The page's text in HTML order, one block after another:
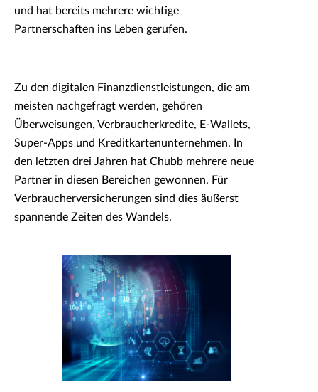
und hat bereits mehrere wichtige
Partnerschaften ins Leben gerufen.
Zu den digitalen Finanzdienstleistungen, die am
meisten nachgefragt werden, gehören
Überweisungen, Verbraucherkredite, E-Wallets,
Super-Apps und Kreditkartenunternehmen. In
den letzten drei Jahren hat Chubb mehrere neue
Partner in diesen Bereichen gewonnen. Für
Verbraucherversicherungen sind dies äußerst
spannende Zeiten des Wandels.